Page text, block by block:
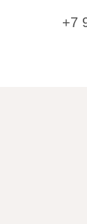
+7 925 456 44 04